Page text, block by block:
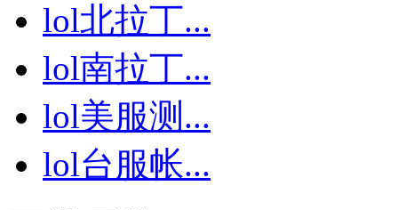
lol北拉丁...
lol南拉丁...
lol美服测...
lol台服帐...